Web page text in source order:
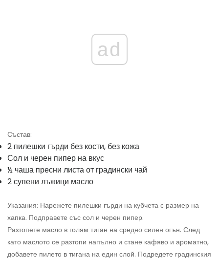
ad
Състав:
2 пилешки гърди без кости, без кожа
Сол и черен пипер на вкус
½ чаша пресни листа от градински чай
2 супени лъжици масло
Указания: Нарежете пилешки гърди на кубчета с размер на
хапка. Подправете със сол и черен пипер.
Разтопете масло в голям тиган на средно силен огън. След
като маслото се разтопи напълно и стане кафяво и ароматно,
добавете пилето в тигана на един слой. Подредете градинския